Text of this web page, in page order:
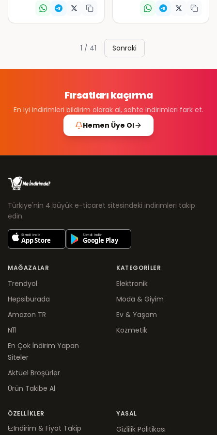
1 / 41 Sonraki
Fırsatları kaçırma
En iyi indirimleri bildirim olarak al, sahte indirimleri fark et.
Hemen Üye Ol
Türkiye'nin 4 büyük e-ticaret sitesindeki indirimleri takip
edin.
MAĞAZALAR
Trendyol
Hepsiburada
Amazon TR
N11
En Çok İndirim Yapan
Siteler
Aktüel Broşürler
Ürün Takibe Al
KATEGORILER
Elektronik
Moda & Giyim
Ev & Yaşam
Kozmetik
ÖZELLIKLER
İndirim & Fiyat Takip
YASAL
Gizlilik Politikası